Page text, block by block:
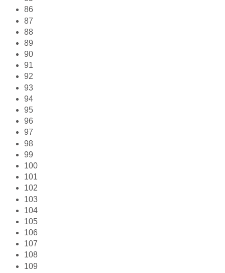
86
87
88
89
90
91
92
93
94
95
96
97
98
99
100
101
102
103
104
105
106
107
108
109